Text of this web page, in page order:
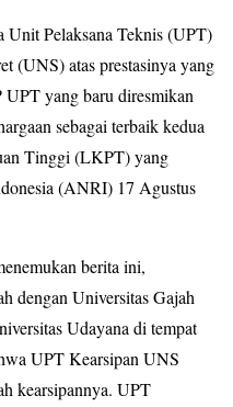
Unit Pelaksana Teknis (UPT)
(UNS) atas prestasinya yang
UPT yang baru diresmikan
sebagai terbaik kedua
Tinggi (LKPT) yang
(ANRI) 17 Agustus
berita ini,
dengan Universitas Gajah
Udayana di tempat
UPT Kearsipan UNS
kearsipannya. UPT